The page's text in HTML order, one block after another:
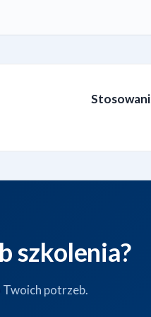
szkolenia?
potrzeb.